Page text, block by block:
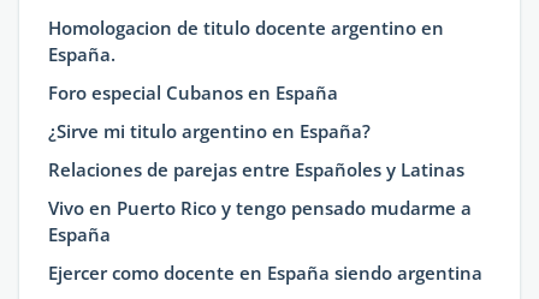
Homologacion de titulo docente argentino en
España.
Foro especial Cubanos en España
¿Sirve mi titulo argentino en España?
Relaciones de parejas entre Españoles y Latinas
Vivo en Puerto Rico y tengo pensado mudarme a
España
Ejercer como docente en España siendo argentina